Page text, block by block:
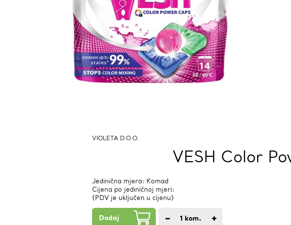
VIOLETA D.O.O.
VESH Color
Jedinična mjera: Komad
Cijena po jediničnoj mjeri:
(PDV je uključen u cijenu)
Dodaj − 1 kom. +